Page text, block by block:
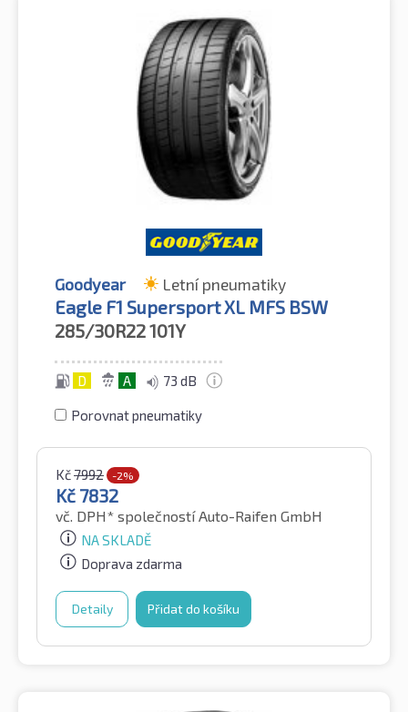
Goodyear Letní pneumatiky
Eagle F1 Supersport XL MFS BSW
285/30R22101Y
D A 73 dB
Porovnat pneumatiky
Kč7992 -2%
Kč 7832
vč. DPH* společností Auto-Raifen GmbH
NA SKLADĚ
Doprava zdarma
Detaily Přidat do košíku